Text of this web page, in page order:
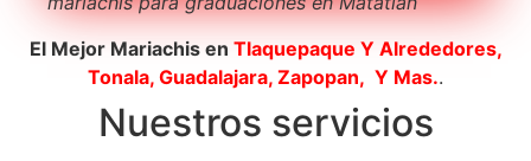
El Mejor Mariachis en Tlaquepaque Y Alrededores,
Tonala, Guadalajara, Zapopan, Y Mas..
Nuestros servicios